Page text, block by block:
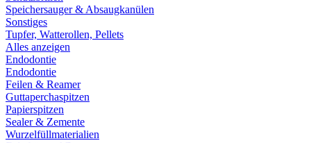
Speichersauger & Absaugkanülen
Sonstiges
Tupfer, Watterollen, Pellets
Alles anzeigen
Endodontie
Endodontie
Feilen & Reamer
Guttaperchaspitzen
Papierspitzen
Sealer & Zemente
Wurzelfüllmaterialien